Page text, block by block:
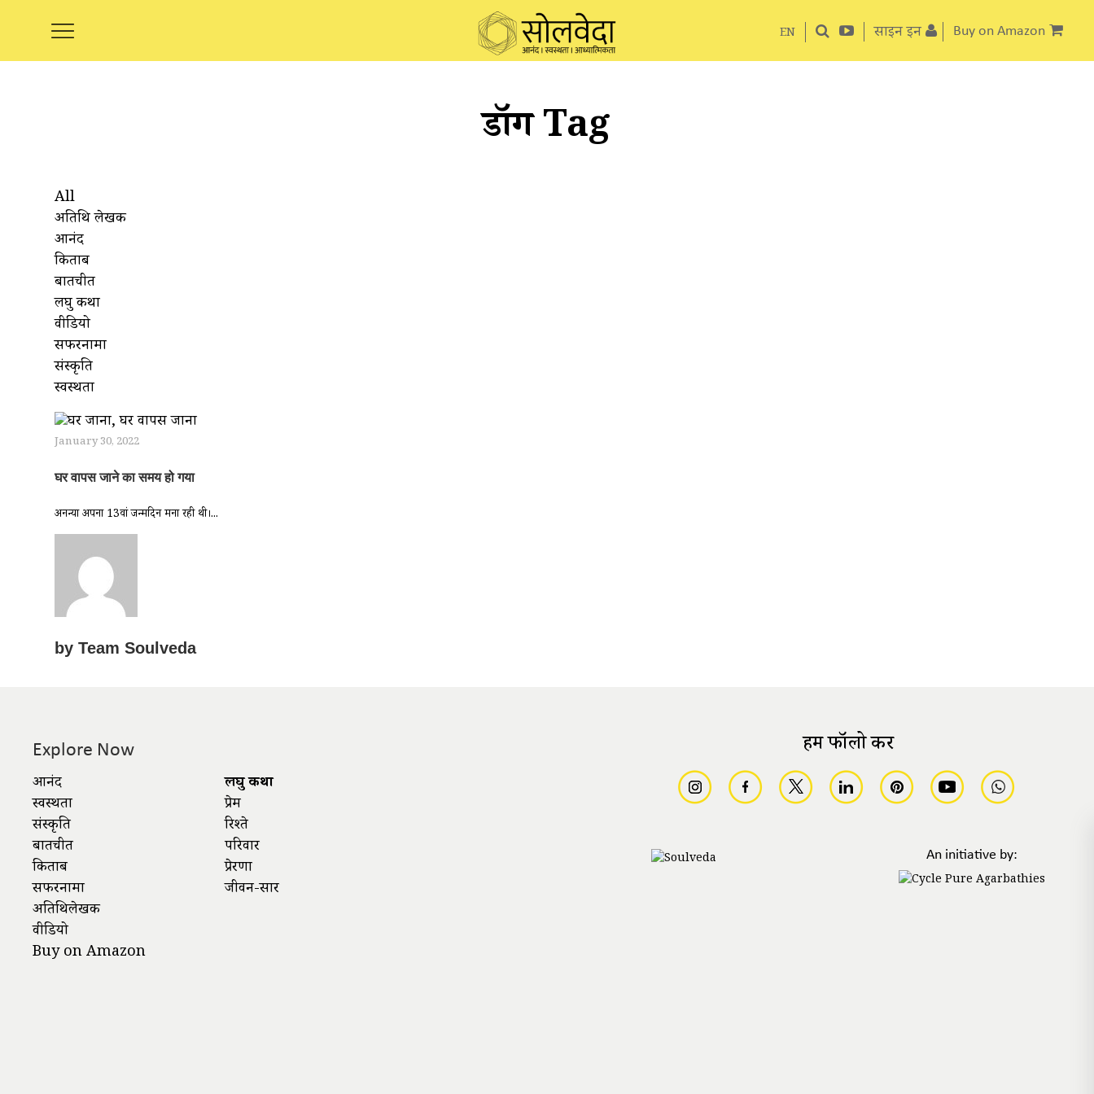
EN साइन इन Buy on Amazon
डॉग Tag
All
अतिथि लेखक
आनंद
किताबें
बातचीत
लघु कथा
वीडियो
सफरनामा
संस्कृति
स्वस्थता
January 30, 2022
घर वापस जाने का समय हो गया
अनन्या अपना 13वां जन्मदिन मना रही थी।...
by Team Soulveda
Explore Now
आनंद
स्वस्थता
संस्कृति
बातचीत
किताबें
सफरनामा
अतिथिलेखक
वीडियो
Buy on Amazon
लघु कथा
प्रेम
रिश्ते
परिवार
प्रेरणा
जीवन-सार
हमें फॉलो करें
An initiative by: